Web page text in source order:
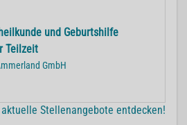
und Geburtshilfe
Teilzeit
GmbH
aktuelle Stellenangebote entdecken!